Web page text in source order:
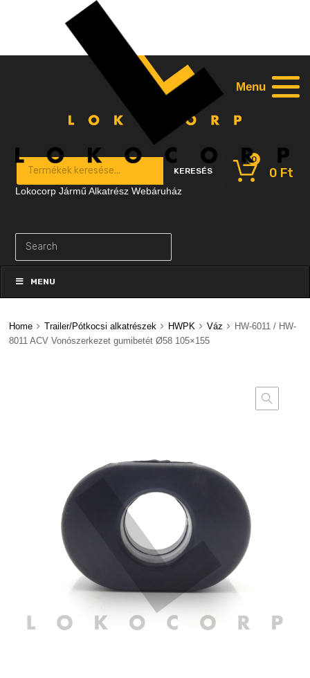
Products search
KERESÉS 0 Ft
0
to
contentMENU
Home Trailer/Pótkocsi alkatrészek HWPK Váz
HW-6011 / HW-
8011 ACV Vonószerkezet gumibetét Ø58 105×155
Lokocorp Jármű Alkatrész Webáruház
Menu